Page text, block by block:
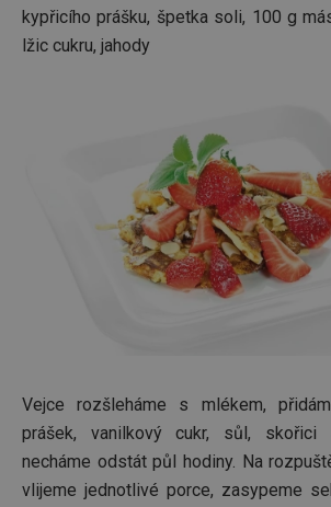
kypřicího prášku, špetka soli, 100 g
lžic cukru, jahody
Vejce rozšleháme s mlékem,
prášek, vanilkový cukr, sůl, skořici
necháme odstát půl hodiny. Na
vlijeme jednotlivé porce, zasypeme